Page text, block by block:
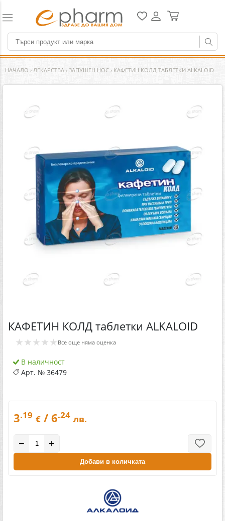
НАЧАЛО › ЛЕКАРСТВА › ЗАПУШЕН НОС › КАФЕТИН КОЛД ТАБЛЕТКИ ALKALOID
КАФЕТИН КОЛД таблетки ALKALOID
★★★★★ Все още няма оценка
В наличност
Арт. № 36479
3.19 € / 6.24 лв.
− +
Добави в количката